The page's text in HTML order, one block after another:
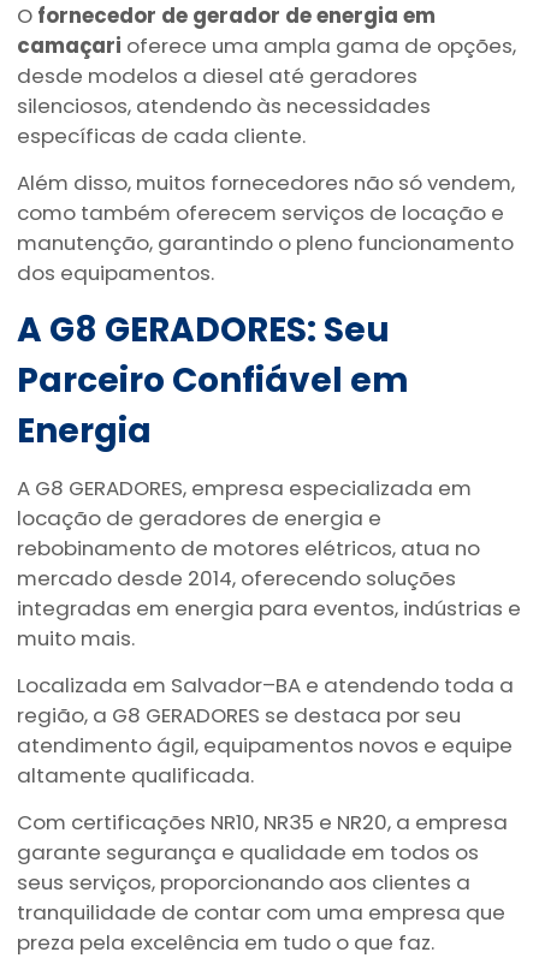
O fornecedor de gerador de energia em
camaçari oferece uma ampla gama de opções,
desde modelos a diesel até geradores
silenciosos, atendendo às necessidades
específicas de cada cliente.
Além disso, muitos fornecedores não só vendem,
como também oferecem serviços de locação e
manutenção, garantindo o pleno funcionamento
dos equipamentos.
A G8 GERADORES: Seu
Parceiro Confiável em
Energia
A G8 GERADORES, empresa especializada em
locação de geradores de energia e
rebobinamento de motores elétricos, atua no
mercado desde 2014, oferecendo soluções
integradas em energia para eventos, indústrias e
muito mais.
Localizada em Salvador–BA e atendendo toda a
região, a G8 GERADORES se destaca por seu
atendimento ágil, equipamentos novos e equipe
altamente qualificada.
Com certificações NR10, NR35 e NR20, a empresa
garante segurança e qualidade em todos os
seus serviços, proporcionando aos clientes a
tranquilidade de contar com uma empresa que
preza pela excelência em tudo o que faz.